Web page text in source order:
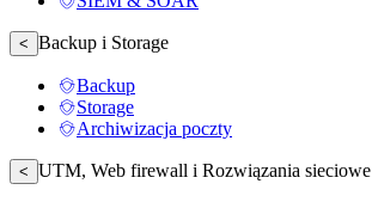
< Backup i Storage
Backup
Storage
Archiwizacja poczty
< UTM, Web firewall i Rozwiązania sieciowe